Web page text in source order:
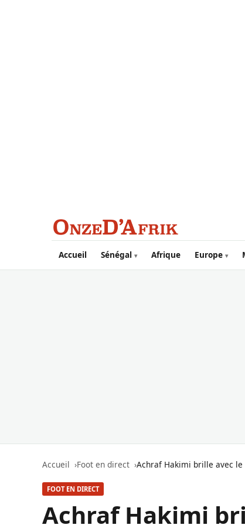
Aller au contenu principal
Accueil Sénégal Afrique Europe
Accueil Foot en direct Achraf Hakimi brille avec le
FOOT EN DIRECT
Achraf Hakimi